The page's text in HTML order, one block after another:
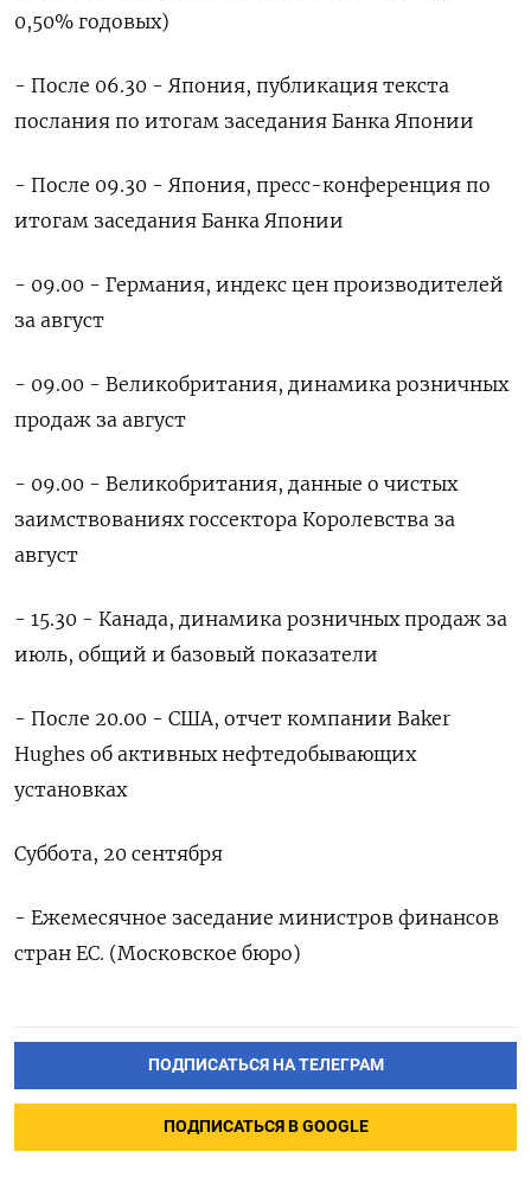
0,50% годовых)
- После 06.30 - Япония, публикация текста
послания по итогам заседания Банка Японии
- После 09.30 - Япония, пресс-конференция по
итогам заседания Банка Японии
- 09.00 - Германия, индекс цен производителей
за август
- 09.00 - Великобритания, динамика розничных
продаж за август
- 09.00 - Великобритания, данные о чистых
заимствованиях госсектора Королевства за
август
- 15.30 - Канада, динамика розничных продаж за
июль, общий и базовый показатели
- После 20.00 - США, отчет компании Baker
Hughes об активных нефтедобывающих
установках
Суббота, 20 сентября
- Ежемесячное заседание министров финансов
стран ЕС. (Московское бюро)
ПОДПИСАТЬСЯ НА ТЕЛЕГРАМ
ПОДПИСАТЬСЯ В GOOGLE